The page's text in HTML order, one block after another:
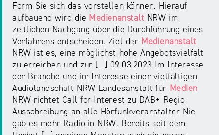
Elternabende
Form Sie sich das vorstellen können. Hierauf
aufbauend wird die Medienanstalt NRW im
zeitlichen Nachgang über die Durchführung eines
Verfahrens entscheiden. Ziel der Medienanstalt
NRW ist es, eine möglichst hohe Angebotsvielfalt
zu erreichen und zur [...] 09.03.2023 Im Interesse
der Branche und im Interesse einer vielfältigen
Audiolandschaft NRW Landesanstalt für Medien
NRW richtet Call for Interest zu DAB+ Regio-
Ausschreibung an alle Hörfunkveranstalter Nie
gab es mehr Radio in NRW. Bereits seit dem